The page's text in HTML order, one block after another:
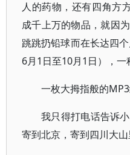
人的药物，还有四角方
成千上万的物品，就因
跳跳扔铅球而在长达四
6月1日至10月1日），一
一枚大拇指般的MP3
我只得打电话告诉
寄到北京，寄到四川大